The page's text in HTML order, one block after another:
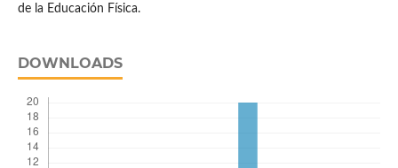
de la Educación Física.
DOWNLOADS